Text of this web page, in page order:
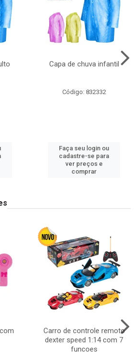
Capa de chuva infantil
Código: 832332
Faça seu login ou
cadastre-se para
ver preços e
comprar
Carro de controle remoto
dexter speed 1:14 com 7
funcoes